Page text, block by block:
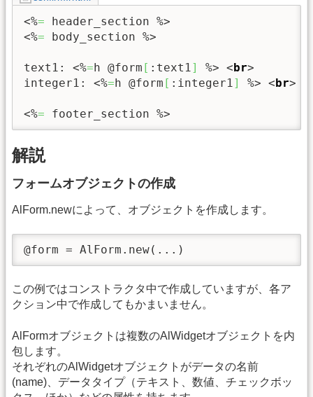
<%= header_section %>
<%= body_section %>
text1: <%=h @form [ :text1 ] %> <br>
integer1: <%=h @form [ :integer1 ] %> <br>
<%= footer_section %>
解説
フォームオブジェクトの作成
AlForm.newによって、オブジェクトを作成します。
@form = AlForm.new(...)
この例ではコンストラクタ中で作成していますが、各ア
クション中で作成してもかまいません。
AlFormオブジェクトは複数のAlWidgetオブジェクトを内
包します。
それぞれのAlWidgetオブジェクトがデータの名前
(name)、データタイプ（テキスト、数値、チェックボッ